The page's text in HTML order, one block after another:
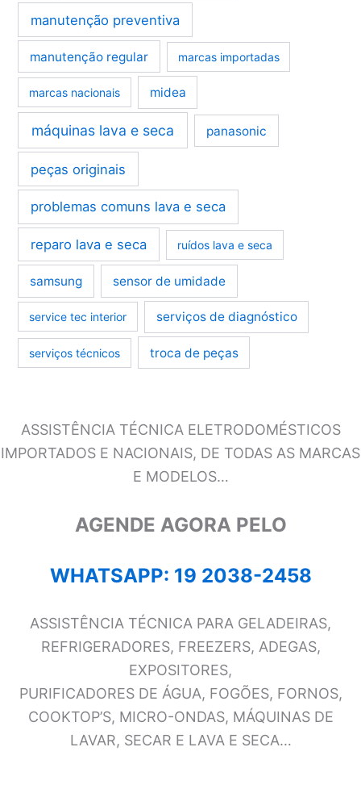
manutenção preventiva
manutenção regular marcas importadas
marcas nacionais midea
máquinas lava e seca panasonic
peças originais
problemas comuns lava e seca
reparo lava e seca ruídos lava e seca
samsung sensor de umidade
service tec interior serviços de diagnóstico
serviços técnicos troca de peças
ASSISTÊNCIA TÉCNICA ELETRODOMÉSTICOS
IMPORTADOS E NACIONAIS, DE TODAS AS MARCAS
E MODELOS…
AGENDE AGORA PELO
WHATSAPP: 19 2038-2458
ASSISTÊNCIA TÉCNICA PARA GELADEIRAS,
REFRIGERADORES, FREEZERS, ADEGAS,
EXPOSITORES,
PURIFICADORES DE ÁGUA, FOGÕES, FORNOS,
COOKTOP’S, MICRO-ONDAS, MÁQUINAS DE
LAVAR, SECAR E LAVA E SECA…